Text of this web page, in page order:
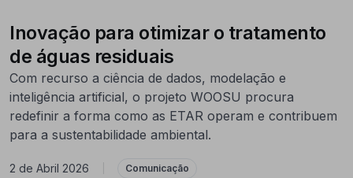
Inovação para otimizar o tratamento
de águas residuais
Com recurso a ciência de dados, modelação e
inteligência artificial, o projeto WOOSU procura
redefinir a forma como as ETAR operam e contribuem
para a sustentabilidade ambiental.
2 de Abril 2026 Comunicação